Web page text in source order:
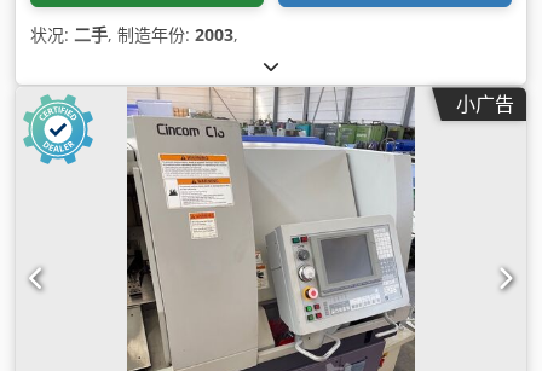
状况: 二手, 制造年份: 2003,
小广告